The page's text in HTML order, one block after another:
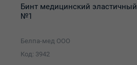
Бинт медицинский
№1
Белпа-мед ООО
Код: 3942